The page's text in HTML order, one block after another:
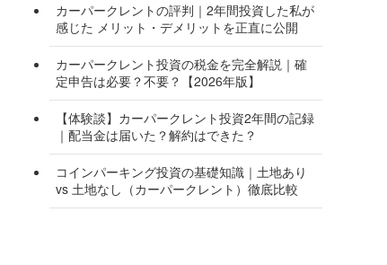
カーパークレントの評判｜2年間投資した私が
感じた メリット・デメリットを正直に公開
カーパークレント投資の税金を完全解説｜確
定申告は必要？不要？【2026年版】
【体験談】カーパークレント投資2年間の記録
｜配当金は届いた？解約はできた？
コインパーキング投資の基礎知識｜土地あり
vs 土地なし（カーパークレント）徹底比較